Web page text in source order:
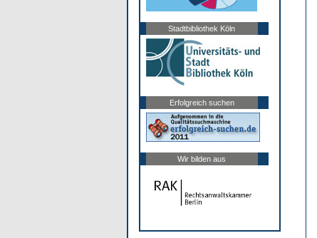
Stadtbibliothek Köln
Erfolgreich suchen
Wir bilden aus